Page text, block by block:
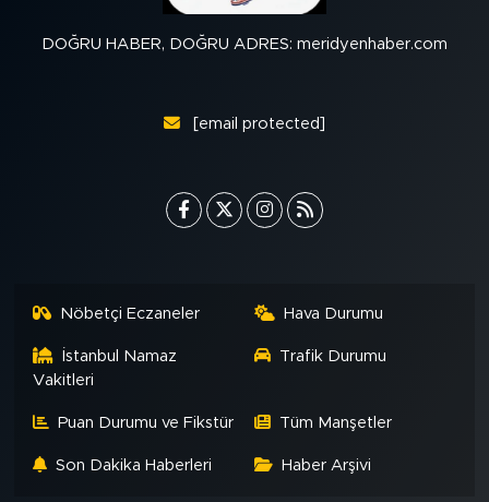
DOĞRU HABER, DOĞRU ADRES: meridyenhaber.com
[email protected]
Nöbetçi Eczaneler Hava Durumu
İstanbul Namaz
Vakitleri
Trafik Durumu
Puan Durumu ve Fikstür Tüm Manşetler
Son Dakika Haberleri Haber Arşivi